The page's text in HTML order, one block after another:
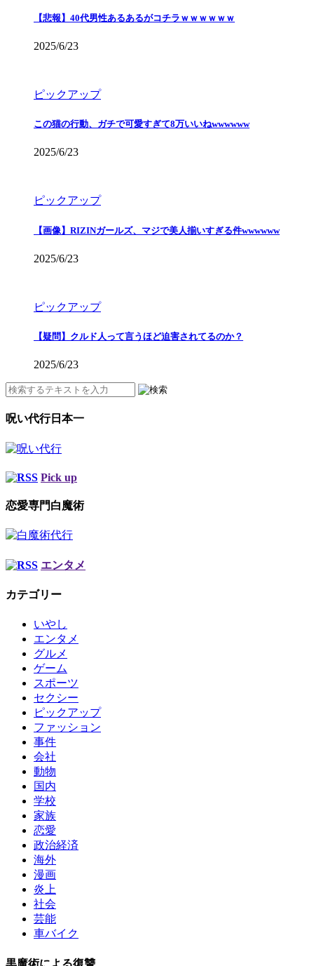
【悲報】40代男性あるあるがコチラｗｗｗｗｗｗ
2025/6/23
ピックアップ
この猫の行動、ガチで可愛すぎて8万いいねwwwwww
2025/6/23
ピックアップ
【画像】RIZINガールズ、マジで美人揃いすぎる件wwwwww
2025/6/23
ピックアップ
【疑問】クルド人って言うほど迫害されてるのか？
2025/6/23
呪い代行日本一
Pick up
恋愛専門白魔術
エンタメ
カテゴリー
いやし
エンタメ
グルメ
ゲーム
スポーツ
セクシー
ピックアップ
ファッション
事件
会社
動物
国内
学校
家族
恋愛
政治経済
海外
漫画
炎上
社会
芸能
車バイク
黒魔術による復讐